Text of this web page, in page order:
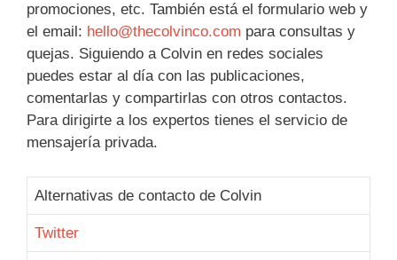
promociones, etc. También está el formulario web y
el email: hello@thecolvinco.com para consultas y
quejas. Siguiendo a Colvin en redes sociales
puedes estar al día con las publicaciones,
comentarlas y compartirlas con otros contactos.
Para dirigirte a los expertos tienes el servicio de
mensajería privada.
Alternativas de contacto de Colvin
Twitter